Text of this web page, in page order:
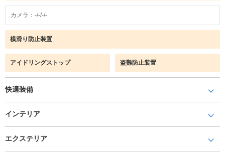
カメラ：-/-/-/-
横滑り防止装置
アイドリングストップ 盗難防止装置
快適装備
インテリア
エクステリア